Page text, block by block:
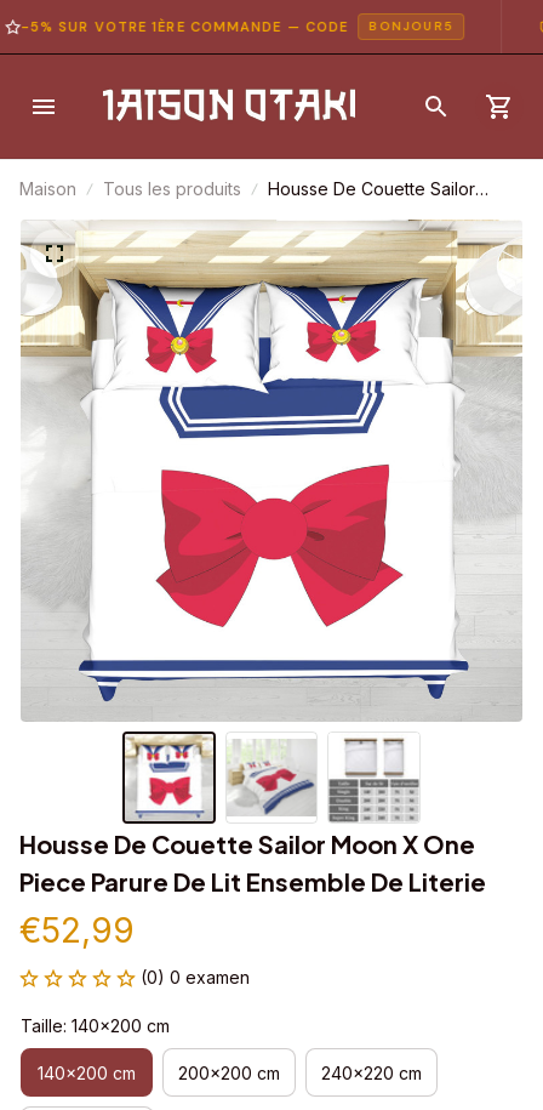
5% SUR VOTRE 1ÈRE COMMANDE — CODE BONJOUR5
Maison Tous les produits
Housse De Couette Sailor
Moon X One Piece Parure De
Lit Ensemble De Literie
Housse De Couette Sailor Moon X One
Piece Parure De Lit Ensemble De Literie
€52,99
(0) 0 examen
Taille: 140x200 cm
140x200 cm 200x200 cm 240x220 cm